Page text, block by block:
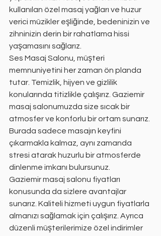
kullanılan özel masaj yağları ve huzur
verici müzikler eşliğinde, bedeninizin ve
zihninizin derin bir rahatlama hissi
yaşamasını sağlarız.
Ses Masaj Salonu, müşteri
memnuniyetini her zaman ön planda
tutar. Temizlik, hijyen ve gizlilik
konularında titizlikle çalışırız. Gaziemir
masaj salonumuzda size sıcak bir
atmosfer ve konforlu bir ortam sunarız.
Burada sadece masajın keyfini
çıkarmakla kalmaz, aynı zamanda
stresi atarak huzurlu bir atmosferde
dinlenme imkanı bulursunuz.
Gaziemir masaj salonu fiyatları
konusunda da sizlere avantajlar
sunarız. Kaliteli hizmeti uygun fiyatlarla
almanızı sağlamak için çalışırız. Ayrıca
düzenli müşterilerimize özel indirimler